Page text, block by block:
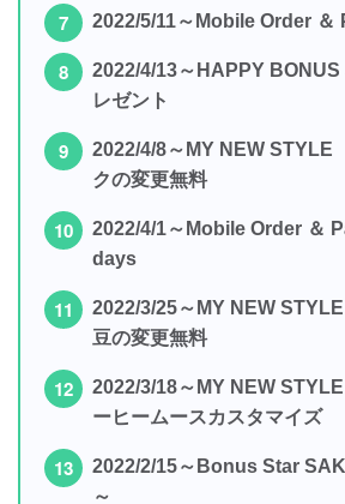
2022/5/11～Mobile Order ＆
2022/4/13～HAPPY
レゼント
2022/4/8～MY NEW
クの変更無料
2022/4/1～Mobile Order ＆
days
2022/3/25～MY NEW
豆の変更無料
2022/3/18～MY NEW
ーヒームースカスタマイズ
2022/2/15～Bonus Star
～